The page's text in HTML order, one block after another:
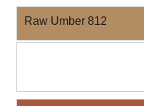
Raw Umber 812